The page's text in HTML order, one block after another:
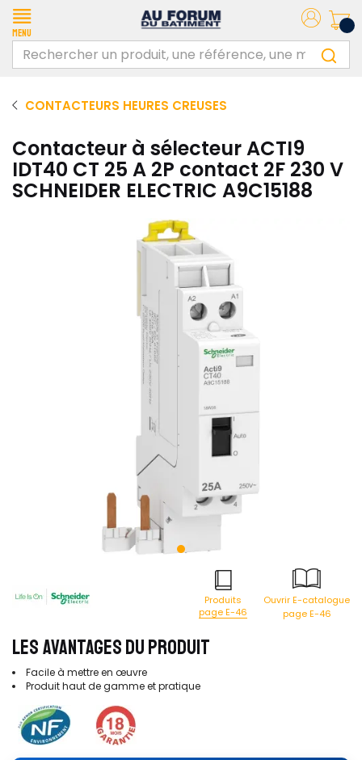
Menu
CONTACTEURS HEURES CREUSES
Contacteur à sélecteur ACTI9
IDT40 CT 25 A 2P contact 2F 230 V
SCHNEIDER ELECTRIC A9C15188
Produits
page E-46
Ouvrir E-catalogue
page E-46
LES AVANTAGES DU PRODUIT
Facile à mettre en œuvre
Produit haut de gamme et pratique